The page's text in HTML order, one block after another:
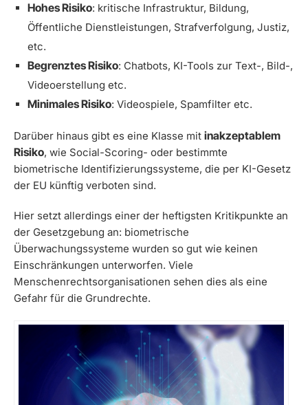
Hohes Risiko: kritische Infrastruktur, Bildung,
Öffentliche Dienstleistungen, Strafverfolgung, Justiz,
etc.
Begrenztes Risiko: Chatbots, KI-Tools zur Text-, Bild-,
Videoerstellung etc.
Minimales Risiko: Videospiele, Spamfilter etc.
Darüber hinaus gibt es eine Klasse mit inakzeptablem
Risiko, wie Social-Scoring- oder bestimmte
biometrische Identifizierungssysteme, die per KI-Gesetz
der EU künftig verboten sind.
Hier setzt allerdings einer der heftigsten Kritikpunkte an
der Gesetzgebung an: biometrische
Überwachungssysteme wurden so gut wie keinen
Einschränkungen unterworfen. Viele
Menschenrechtsorganisationen sehen dies als eine
Gefahr für die Grundrechte.